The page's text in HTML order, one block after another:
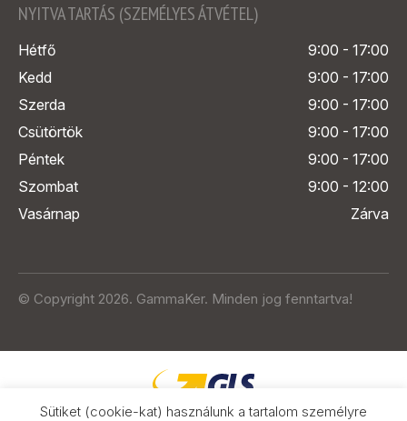
NYITVA TARTÁS (SZEMÉLYES ÁTVÉTEL)
Hétfő
9:00 - 17:00
Kedd
9:00 - 17:00
Szerda
9:00 - 17:00
Csütörtök
9:00 - 17:00
Péntek
9:00 - 17:00
Szombat
9:00 - 12:00
Vasárnap
Zárva
© Copyright 2026. GammaKer. Minden jog fenntartva!
Sütiket (cookie-kat) használunk a tartalom személyre